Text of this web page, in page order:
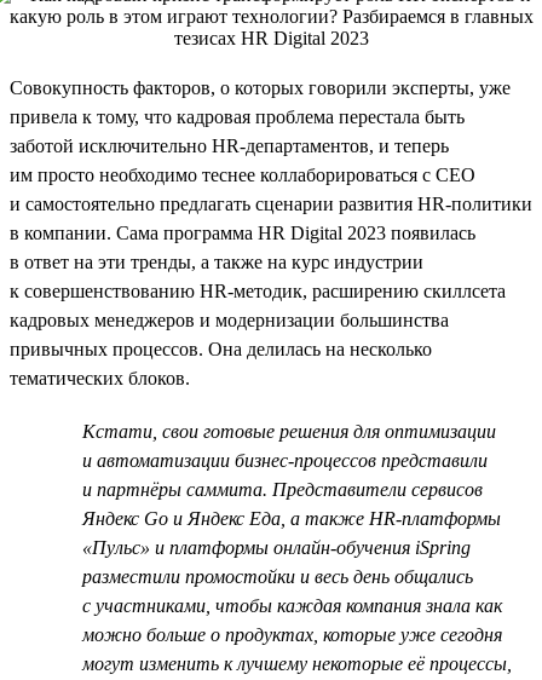
Совокупность факторов, о которых говорили эксперты, уже
привела к тому, что кадровая проблема перестала быть
заботой исключительно HR-департаментов, и теперь
им просто необходимо теснее коллаборироваться с СЕО
и самостоятельно предлагать сценарии развития HR-политики
в компании. Сама программа HR Digital 2023 появилась
в ответ на эти тренды, а также на курс индустрии
к совершенствованию HR-методик, расширению скиллсета
кадровых менеджеров и модернизации большинства
привычных процессов. Она делилась на несколько
тематических блоков.
Кстати, свои готовые решения для оптимизации
и автоматизации бизнес-процессов представили
и партнёры саммита. Представители сервисов
Яндекс Go и Яндекс Еда, а также HR-платформы
«Пульс» и платформы онлайн-обучения iSpring
разместили промостойки и весь день общались
с участниками, чтобы каждая компания знала как
можно больше о продуктах, которые уже сегодня
могут изменить к лучшему некоторые её процессы,